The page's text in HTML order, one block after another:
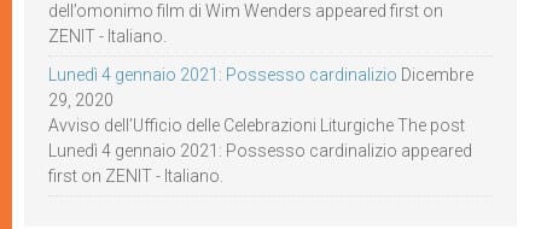
dell’omonimo film di Wim Wenders appeared first on
ZENIT - Italiano.
Lunedì 4 gennaio 2021: Possesso cardinalizio Dicembre
29, 2020
Avviso dell’Ufficio delle Celebrazioni Liturgiche The post
Lunedì 4 gennaio 2021: Possesso cardinalizio appeared
first on ZENIT - Italiano.